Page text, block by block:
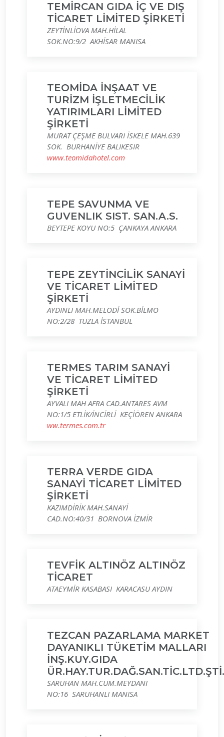
TEMİRCAN GIDA İÇ VE DIŞ
TİCARET LİMİTED ŞİRKETİ
ZEYTİNLİOVA MAH.HİLAL
SOK.NO:9/2 AKHİSAR MANISA
TEOMİDA İNŞAAT VE
TURİZM İŞLETMECİLİK
YATIRIMLARI LİMİTED
ŞİRKETİ
MURAT ÇEŞME BULVARI İSKELE MAH.639
SOK. BURHANİYE BALIKESIR
www.teomidahotel.com
TEPE SAVUNMA VE
GUVENLIK SIST. SAN.A.S.
BEYTEPE KOYU NO:5 ÇANKAYA ANKARA
TEPE ZEYTİNCİLİK SANAYİ
VE TİCARET LİMİTED
ŞİRKETİ
AYDINLI MAH.MELODİ SOK.BİLMO
NO:2/28 TUZLA İSTANBUL
TERMES TARIM SANAYİ
VE TİCARET LİMİTED
ŞİRKETİ
AYVALI MAH AFRA CAD.ANTARES AVM
NO:1/5 ETLİK/İNCİRLİ KEÇİÖREN ANKARA
ww.termes.com.tr
TERRA VERDE GIDA
SANAYİ TİCARET LİMİTED
ŞİRKETİ
KAZIMDİRİK MAH.SANAYİ
CAD.NO:40/31 BORNOVA İZMİR
TEVFİK ALTINÖZ ALTINÖZ
TİCARET
ATAEYMİR KASABASI KARACASU AYDIN
TEZCAN PAZARLAMA MARKET
DAYANIKLI TÜKETİM MALLARI
İNŞ.KUY.GIDA
ÜR.HAY.TUR.DAĞ.SAN.TİC.LTD.ŞTİ.
SARUHAN MAH.CUM.MEYDANI
NO:16 SARUHANLI MANISA